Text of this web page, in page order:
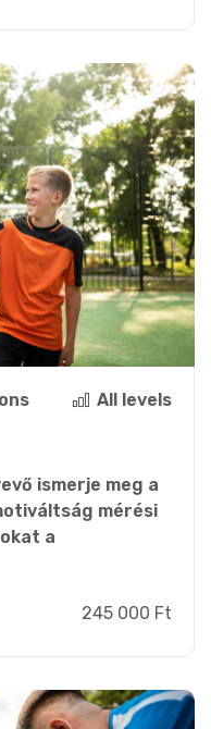
All levels
ismerje meg a
mérési
a
245 000 Ft